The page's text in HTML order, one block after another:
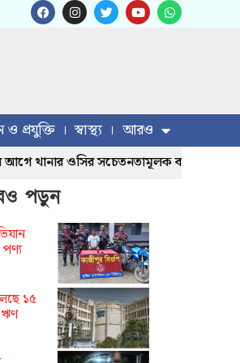
ও প্রযুক্তি স্বাস্থ্য আরও
ওসির সচেতনতামূলক বক্তব্য
পড়ুন
১৫
ঋণ